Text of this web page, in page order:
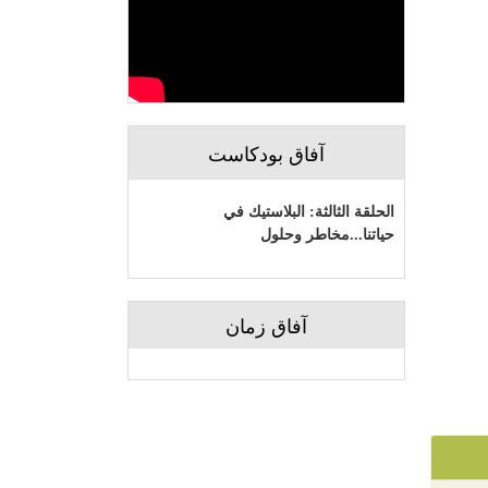
آفاق بودكاست
الحلقة الثالثة: البلاستيك في
حياتنا...مخاطر وحلول
آفاق زمان